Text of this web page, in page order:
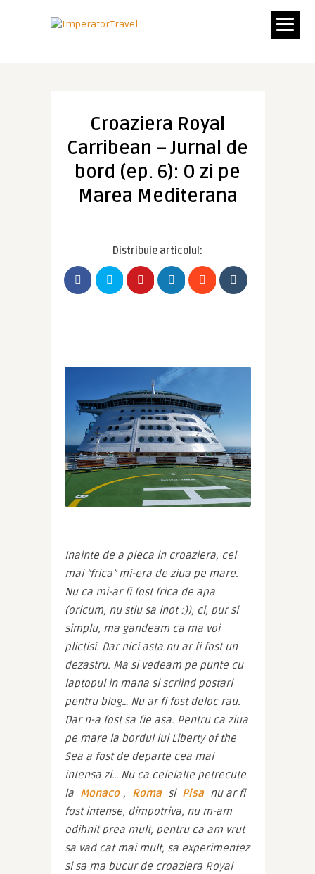
Croaziera Royal
Carribean – Jurnal de
bord (ep. 6): O zi pe
Marea Mediterana
Distribuie articolul:
Inainte de a pleca in croaziera, cel
mai “frica” mi-era de ziua pe mare.
Nu ca mi-ar fi fost frica de apa
(oricum, nu stiu sa inot :)), ci, pur si
simplu, ma gandeam ca ma voi
plictisi. Dar nici asta nu ar fi fost un
dezastru. Ma si vedeam pe punte cu
laptopul in mana si scriind postari
pentru blog… Nu ar fi fost deloc rau.
Dar n-a fost sa fie asa. Pentru ca ziua
pe mare la bordul lui Liberty of the
Sea a fost de departe cea mai
intensa zi… Nu ca celelalte petrecute
la Monaco , Roma si Pisa nu ar fi
fost intense, dimpotriva, nu m-am
odihnit prea mult, pentru ca am vrut
sa vad cat mai mult, sa experimentez
si sa ma bucur de croaziera Royal